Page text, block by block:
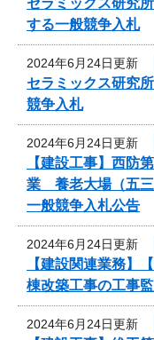
する一般競争入札
2024年6月24日更新
セラミックス研究
競争入札
2024年6月24日更新
【建設工事】西防
業 養老大場（五
一般競争入札公告
2024年6月24日更新
【建設関連業務】
棟改築工事の工事
2024年6月24日更新